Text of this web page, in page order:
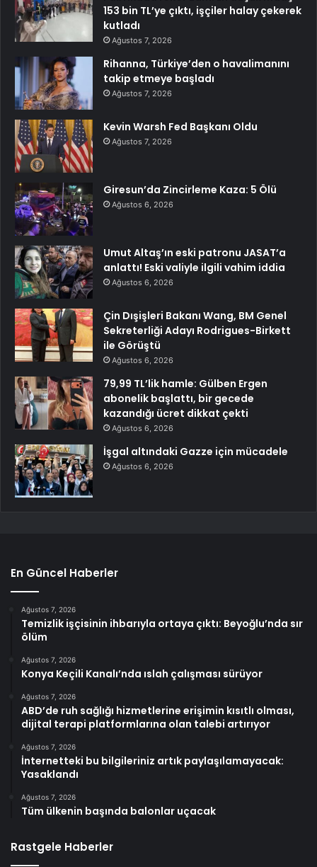
153 bin TL’ye çıktı, işçiler halay çekerek
kutladı
Ağustos 7, 2026
Rihanna, Türkiye’den o havalimanını
takip etmeye başladı
Ağustos 7, 2026
Kevin Warsh Fed Başkanı Oldu
Ağustos 7, 2026
Giresun’da Zincirleme Kaza: 5 Ölü
Ağustos 6, 2026
Umut Altaş’ın eski patronu JASAT’a
anlattı! Eski valiyle ilgili vahim iddia
Ağustos 6, 2026
Çin Dışişleri Bakanı Wang, BM Genel
Sekreterliği Adayı Rodrigues-Birkett
ile Görüştü
Ağustos 6, 2026
79,99 TL’lik hamle: Gülben Ergen
abonelik başlattı, bir gecede
kazandığı ücret dikkat çekti
Ağustos 6, 2026
İşgal altındaki Gazze için mücadele
Ağustos 6, 2026
En Güncel Haberler
Ağustos 7, 2026
Temizlik işçisinin ihbarıyla ortaya çıktı: Beyoğlu’nda sır
ölüm
Ağustos 7, 2026
Konya Keçili Kanalı’nda ıslah çalışması sürüyor
Ağustos 7, 2026
ABD’de ruh sağlığı hizmetlerine erişimin kısıtlı olması,
dijital terapi platformlarına olan talebi artırıyor
Ağustos 7, 2026
İnternetteki bu bilgileriniz artık paylaşılamayacak:
Yasaklandı
Ağustos 7, 2026
Tüm ülkenin başında balonlar uçacak
Rastgele Haberler